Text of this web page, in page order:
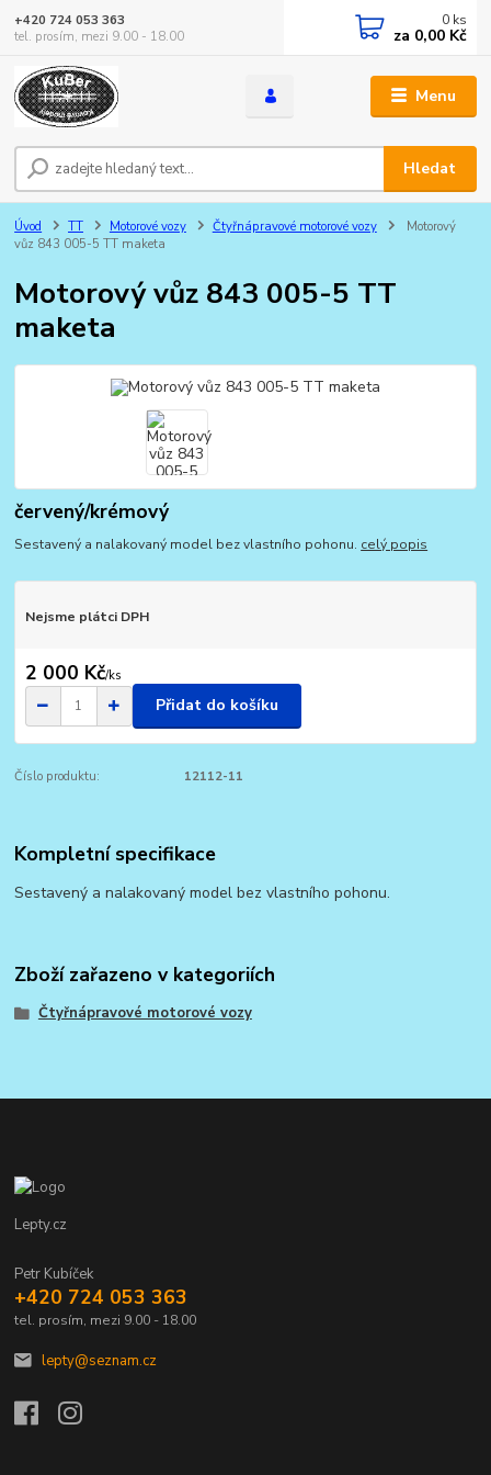
Menu
Hledat
+420 724 053 363
tel. prosím, mezi 9.00 - 18.00
0 ks
za 0,00 Kč
Úvod TT Motorové vozy Čtyřnápravové motorové vozy
Motorový
vůz 843 005-5 TT maketa
Motorový vůz 843 005-5 TT
maketa
červený/krémový
Sestavený a nalakovaný model bez vlastního pohonu. celý popis
Nejsme plátci DPH
2 000 Kč/ks
Přidat do košíku
Číslo produktu: 12112-11
Kompletní specifikace
Sestavený a nalakovaný model bez vlastního pohonu.
Zboží zařazeno v kategoriích
Čtyřnápravové motorové vozy
Lepty.cz
Petr Kubíček
+420 724 053 363
tel. prosím, mezi 9.00 - 18.00
lepty@seznam.cz